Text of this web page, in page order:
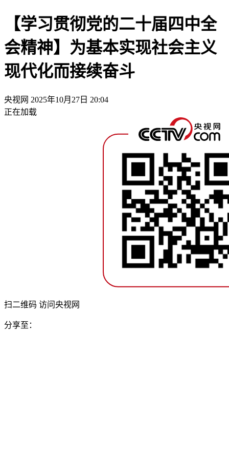
【学习贯彻党的二十届四中全
会精神】为基本实现社会主义
现代化而接续奋斗
央视网 2025年10月27日 20:04
正在加载
扫二维码 访问央视网
分享至：